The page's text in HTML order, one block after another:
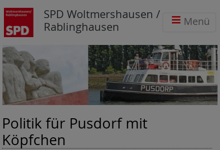
SPD Woltmershausen /
Rablinghausen
Menü
Politik für Pusdorf mit
Köpfchen